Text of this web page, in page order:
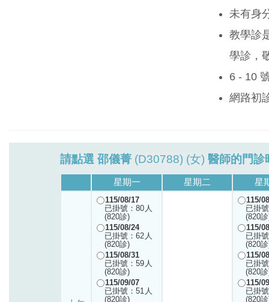
未有身
教學診
學診，
6 - 10
網路初